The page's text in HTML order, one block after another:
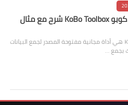
ما هو برنامج كوبو KoBo Toolbox شرح مع مثال
ما هو KoBo Toolbox ؟ KoBo Toolbox هي أداة مجانية مفتوحة المصدر لجمع البيانات
بجمع …